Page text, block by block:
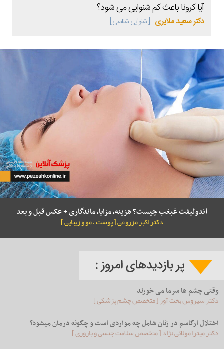
آیا کرونا باعث کم شنوایی می شود؟
دکتر سعید ملایری [ شنوایی شناسی ]
اندولیفت غبغب چیست؟ هزینه، مزایا، ماندگاری + عکس قبل و بعد
دکتر اکبر مزروعی [ پوست ، مو و زیبایی ]
وقتی چشم ها سرما می خورند
دکتر سیروس بخت آور [ متخصص چشم پزشکی ]
اختلال ارگاسم در زنان شامل چه مواردی است و چگونه درمان میشود؟
دکتر میترا مولائی نژاد [ متخصص سلامت جنسی و باروری ]